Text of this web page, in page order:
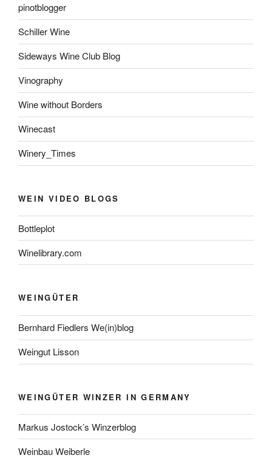
pinotblogger
Schiller Wine
Sideways Wine Club Blog
Vinography
Wine without Borders
Winecast
Winery_Times
WEIN VIDEO BLOGS
Bottleplot
Winelibrary.com
WEINGÜTER
Bernhard Fiedlers We(in)blog
Weingut Lisson
WEINGÜTER WINZER IN GERMANY
Markus Jostock’s Winzerblog
Weinbau Weiberle